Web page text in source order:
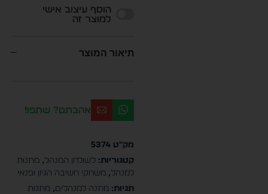
הוסף עיצוב אישי
למוצר זה
תיאור המוצר
אהבתם? שתפו!
מק"ט 5374
קטגוריות: לשולחן המנהל, מתנות
למנהל, משחקי חשיבה הגיון ופנאי
תגיות: מתנה למנהלים, מתנות